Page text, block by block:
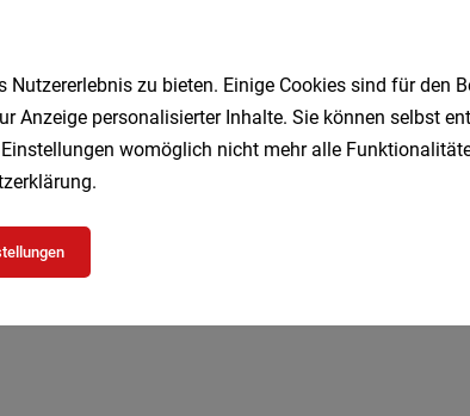
zu bieten. Einige Cookies sind für den
Anzeige personalisierter Inhalte. Sie können selbst
womöglich nicht mehr alle
.